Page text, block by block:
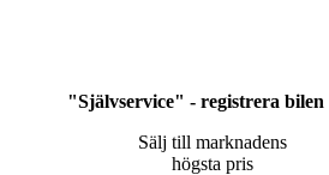
"Självservice" - registrera bilen
Sälj till marknadens
högsta pris